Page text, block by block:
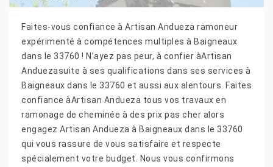
Faites-vous confiance à Artisan Andueza ramoneur
expérimenté à compétences multiples à Baigneaux
dans le 33760 ! N’ayez pas peur, à confier àArtisan
Anduezasuite à ses qualifications dans ses services à
Baigneaux dans le 33760 et aussi aux alentours. Faites
confiance àArtisan Andueza tous vos travaux en
ramonage de cheminée à des prix pas cher alors
engagez Artisan Andueza à Baigneaux dans le 33760
qui vous rassure de vous satisfaire et respecte
spécialement votre budget. Nous vous confirmons